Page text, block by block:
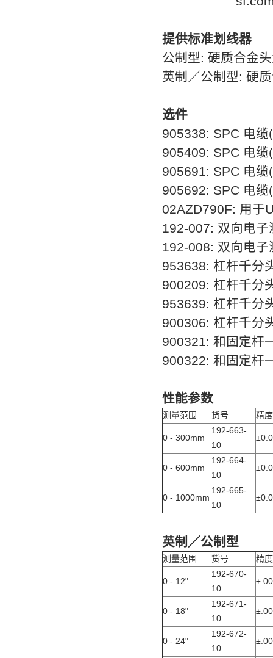
提供标准划线器
公制型: 硬质合金
英制／公制型: 硬
选件
905338: SPC 电缆
905409: SPC 电缆
905691: SPC 电缆
905692: SPC 电缆
02AZD790F: 用于
192-007: 双向电子
192-008: 双向电子
953638: 杠杆千分
900209: 杠杆千分
953639: 杠杆千分
900306: 杠杆千分
900321: 和固定杆
900322: 和固定杆
性能参数
测量范围 货号 精度
0 - 300mm
192-663-
10
±
0 - 600mm
192-664-
10
±
0 - 1000mm
192-665-
10
±
英制／公制型
测量范围 货号 精度
0 - 12"
192-670-
10
±
0 - 18"
192-671-
10
±
0 - 24"
192-672-
10
±